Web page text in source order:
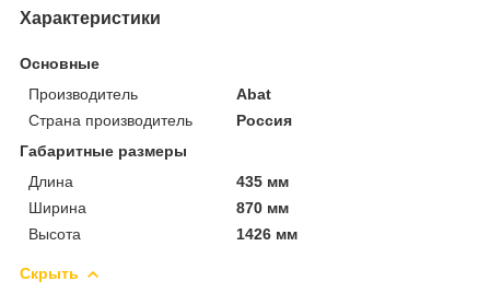
Характеристики
Основные
Производитель
Abat
Страна производитель
Россия
Габаритные размеры
Длина
435 мм
Ширина
870 мм
Высота
1426 мм
Скрыть